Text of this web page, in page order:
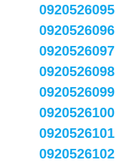
0920526095
0920526096
0920526097
0920526098
0920526099
0920526100
0920526101
0920526102